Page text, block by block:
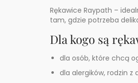
Rękawice Raypath –
tam, gdzie potrzeba
Dla kogo są
dla osób, które chcą
dla alergików, rodzin z